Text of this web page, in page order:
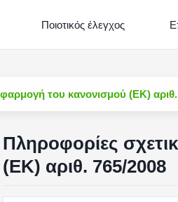
Ποιοτικός έλεγχος
του κανονισμού (ΕΚ)
Πληροφορίες
(ΕΚ) αριθ. 765/2008